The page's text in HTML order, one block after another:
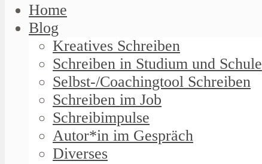
Home
Blog
Kreatives Schreiben
Schreiben in Studium und Schule
Selbst-/Coachingtool Schreiben
Schreiben im Job
Schreibimpulse
Autor*in im Gespräch
Diverses